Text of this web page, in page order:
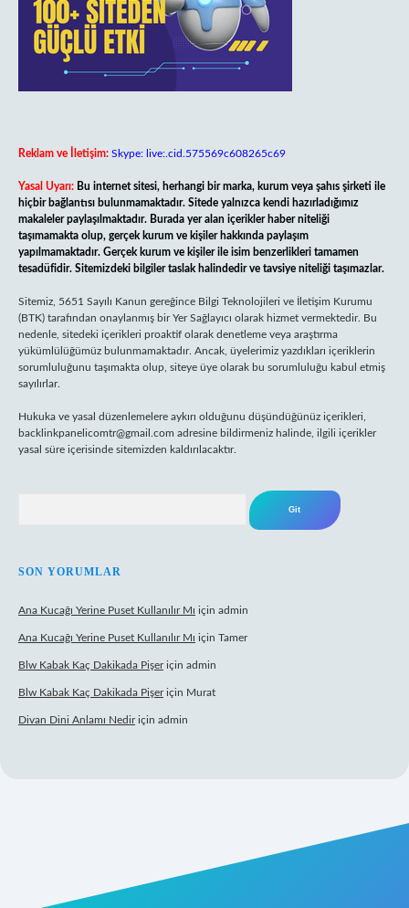
Reklam ve İletişim: Skype: live:.cid.575569c608265c69
Yasal Uyarı: Bu internet sitesi, herhangi bir marka, kurum veya şahıs şirketi ile
hiçbir bağlantısı bulunmamaktadır. Sitede yalnızca kendi hazırladığımız
makaleler paylaşılmaktadır. Burada yer alan içerikler haber niteliği
taşımamakta olup, gerçek kurum ve kişiler hakkında paylaşım
yapılmamaktadır. Gerçek kurum ve kişiler ile isim benzerlikleri tamamen
tesadüfidir. Sitemizdeki bilgiler taslak halindedir ve tavsiye niteliği taşımazlar.
Sitemiz, 5651 Sayılı Kanun gereğince Bilgi Teknolojileri ve İletişim Kurumu
(BTK) tarafından onaylanmış bir Yer Sağlayıcı olarak hizmet vermektedir. Bu
nedenle, sitedeki içerikleri proaktif olarak denetleme veya araştırma
yükümlülüğümüz bulunmamaktadır. Ancak, üyelerimiz yazdıkları içeriklerin
sorumluluğunu taşımakta olup, siteye üye olarak bu sorumluluğu kabul etmiş
sayılırlar.
Hukuka ve yasal düzenlemelere aykırı olduğunu düşündüğünüz içerikleri,
backlinkpanelicomtr@gmail.com adresine bildirmeniz halinde, ilgili içerikler
yasal süre içerisinde sitemizden kaldırılacaktır.
SON YORUMLAR
Ana Kucağı Yerine Puset Kullanılır Mı için admin
Ana Kucağı Yerine Puset Kullanılır Mı için Tamer
Blw Kabak Kaç Dakikada Pişeriçin admin
Blw Kabak Kaç Dakikada Pişeriçin Murat
Divan Dini Anlamı Nediriçin admin